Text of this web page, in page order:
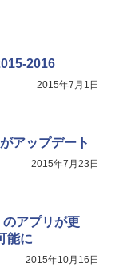
2016
2015年7月1日
アップデート
2015年7月23日
のアプリが更
能に
2015年10月16日